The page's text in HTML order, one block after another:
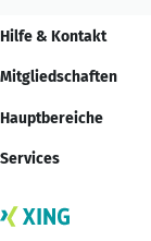
Hilfe & Kontakt
Mitgliedschaften
Hauptbereiche
Services